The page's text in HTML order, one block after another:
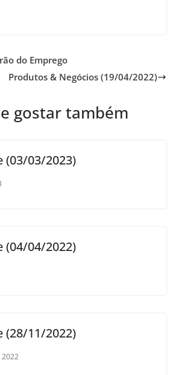
do Emprego
Produtos & Negócios (19/04/2022)
gostar também
(03/03/2023)
(04/04/2022)
(28/11/2022)
2022